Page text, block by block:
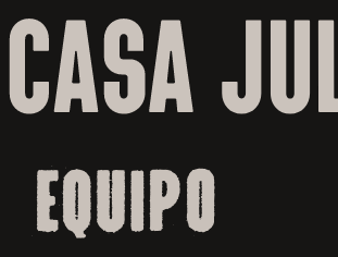
Skip to
content
EQUIPO